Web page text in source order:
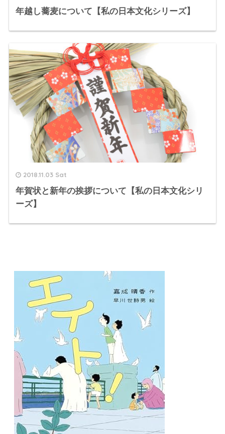
年越し蕎麦について【私の日本文化シリーズ】
2018.11.03 Sat
年賀状と新年の挨拶について【私の日本文化シリ
ーズ】